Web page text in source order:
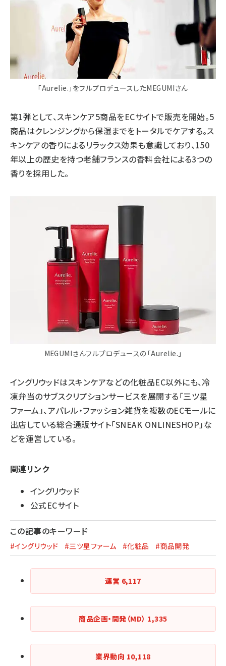
「Aurelie.」をフルプロデュースしたMEGUMIさん
第1弾として、スキンケア5商品をECサイトで販売を開始。5
商品はクレンジングから保湿までをトータルでケアする。ス
キンケアの香りによるリラックス効果も意識しており、150
年以上の歴史を持つ老舗フランスの香料会社による3つの
香りを採用した。
MEGUMIさんフルプロデュースの「Aurelie.」
イングリウッドはスキンケアなどの化粧品EC以外にも、冷
凍弁当のサブスクリプションサービスを展開する「三ツ星
ファーム」、アパレル・ファッション雑貨を複数のECモールに
出店している総合通販サイト「SNEAK ONLINESHOP」な
どを運営している。
関連リンク
イングリウッド
公式ECサイト
この記事のキーワード
#イングリウッド #三ツ星ファーム #化粧品 #商品開発
運営 6,117
商品企画・開発（MD） 1,335
業界動向 10,118